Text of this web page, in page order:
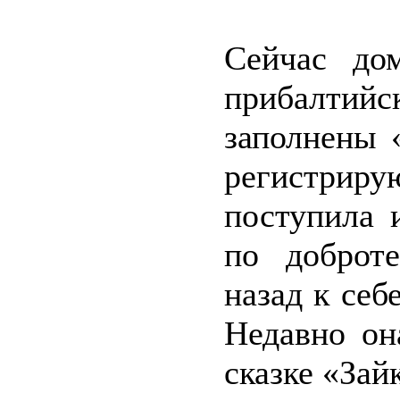
Сейчас
заполнены
поступила
по
назад к
Недавно
сказке